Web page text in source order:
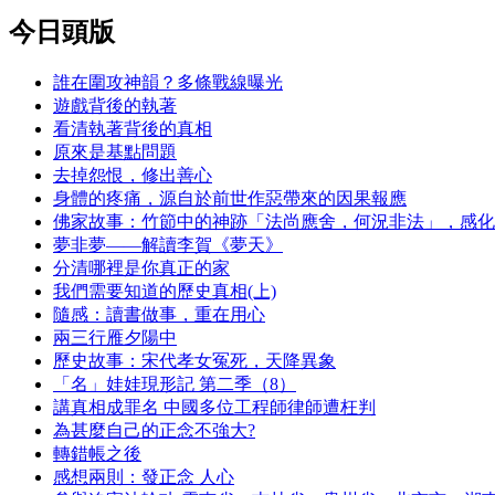
今日頭版
誰在圍攻神韻？多條戰線曝光
遊戲背後的執著
看清執著背後的真相
原來是基點問題
去掉怨恨，修出善心
身體的疼痛，源自於前世作惡帶來的因果報應
佛家故事：竹節中的神跡「法尚應舍，何況非法」，感
夢非夢——解讀李賀《夢天》
分清哪裡是你真正的家
我們需要知道的歷史真相(上)
隨感：讀書做事，重在用心
兩三行雁夕陽中
歷史故事：宋代孝女冤死，天降異象
「名」娃娃現形記 第二季（8）
講真相成罪名 中國多位工程師律師遭枉判
為甚麼自己的正念不強大?
轉錯帳之後
感想兩則：發正念 人心